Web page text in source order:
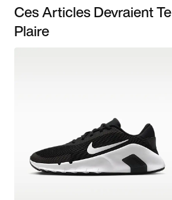
Ces Articles Devraient Te
Plaire